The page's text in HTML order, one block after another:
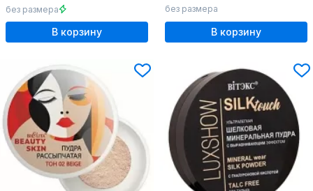
без размера
В корзину
без размера
В корзину